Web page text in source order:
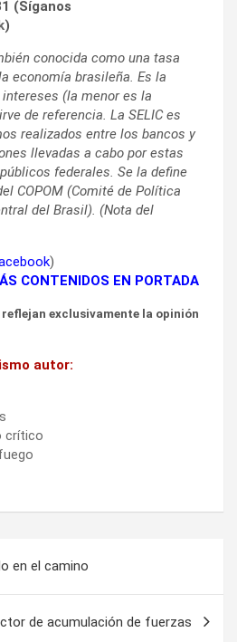
(Síganos
)
conocida como una tasa
economía brasileña. Es la
(la menor es la
de referencia. La SELIC es
realizados entre los bancos y
llevadas a cabo por estas
federales. Se la define
COPOM (Comité de Política
del Brasil). (Nota del
)
CONTENIDOS EN PORTADA
exclusivamente la opinión
autor:
crítico
en el camino
de acumulación de fuerzas